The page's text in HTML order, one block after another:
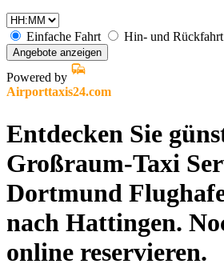
Einfache Fahrt Hin- und Rückfahrt
Angebote anzeigen
Powered by
Airporttaxis24.com
Entdecken Sie
Großraum-Taxi
Dortmund
nach Hattingen.
online reservieren.